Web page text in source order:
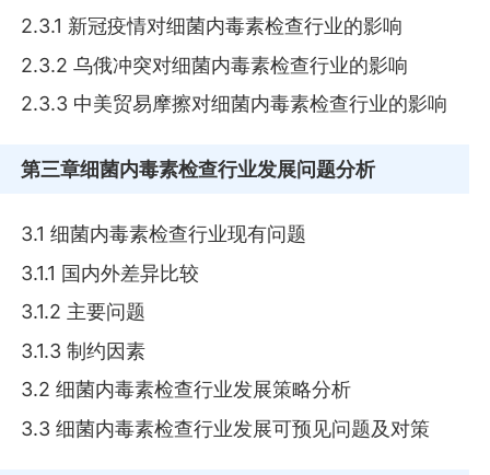
2.3.1 新冠疫情对细菌内毒素检查行业的影响
2.3.2 乌俄冲突对细菌内毒素检查行业的影响
2.3.3 中美贸易摩擦对细菌内毒素检查行业的影响
第三章细菌内毒素检查行业发展问题分析
3.1 细菌内毒素检查行业现有问题
3.1.1 国内外差异比较
3.1.2 主要问题
3.1.3 制约因素
3.2 细菌内毒素检查行业发展策略分析
3.3 细菌内毒素检查行业发展可预见问题及对策